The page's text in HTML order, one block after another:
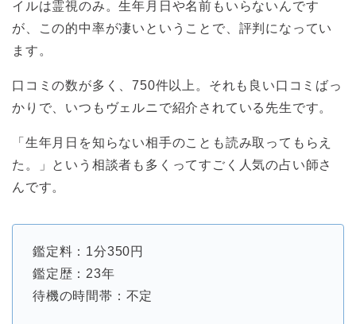
イルは霊視のみ。生年月日や名前もいらないんです
が、この的中率が凄いということで、評判になってい
ます。
口コミの数が多く、750件以上。それも良い口コミばっ
かりで、いつもヴェルニで紹介されている先生です。
「生年月日を知らない相手のことも読み取ってもらえ
た。」という相談者も多くってすごく人気の占い師さ
んです。
鑑定料：1分350円
鑑定歴：23年
待機の時間帯：不定